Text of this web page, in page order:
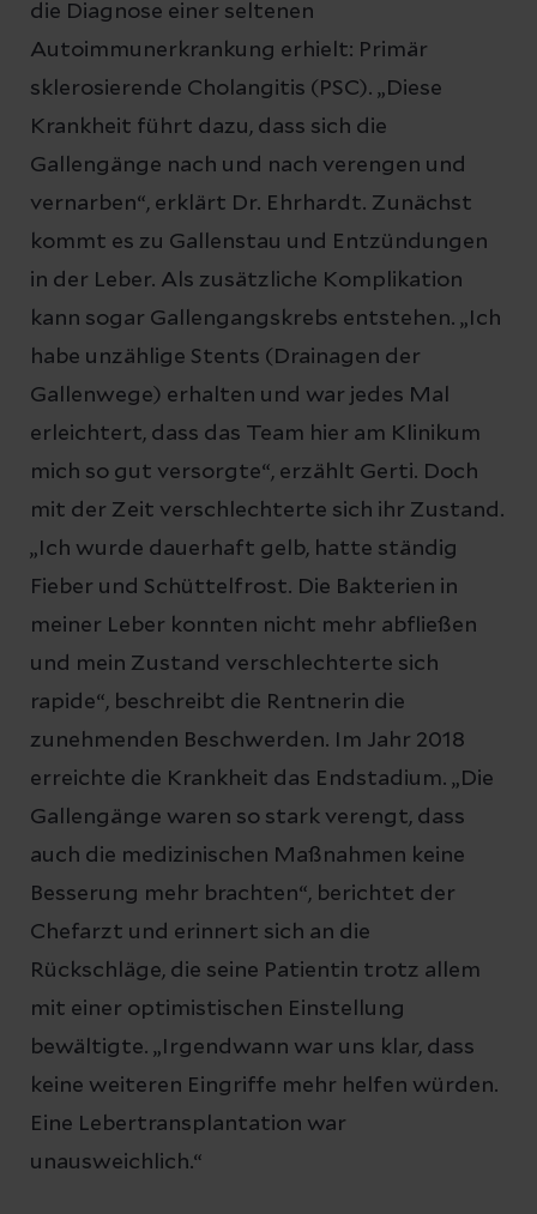
die Diagnose einer seltenen
Autoimmunerkrankung erhielt: Primär
sklerosierende Cholangitis (PSC). „Diese
Krankheit führt dazu, dass sich die
Gallengänge nach und nach verengen und
vernarben“, erklärt Dr. Ehrhardt. Zunächst
kommt es zu Gallenstau und Entzündungen
in der Leber. Als zusätzliche Komplikation
kann sogar Gallengangskrebs entstehen. „Ich
habe unzählige Stents (Drainagen der
Gallenwege) erhalten und war jedes Mal
erleichtert, dass das Team hier am Klinikum
mich so gut versorgte“, erzählt Gerti. Doch
mit der Zeit verschlechterte sich ihr Zustand.
„Ich wurde dauerhaft gelb, hatte ständig
Fieber und Schüttelfrost. Die Bakterien in
meiner Leber konnten nicht mehr abfließen
und mein Zustand verschlechterte sich
rapide“, beschreibt die Rentnerin die
zunehmenden Beschwerden. Im Jahr 2018
erreichte die Krankheit das Endstadium. „Die
Gallengänge waren so stark verengt, dass
auch die medizinischen Maßnahmen keine
Besserung mehr brachten“, berichtet der
Chefarzt und erinnert sich an die
Rückschläge, die seine Patientin trotz allem
mit einer optimistischen Einstellung
bewältigte. „Irgendwann war uns klar, dass
keine weiteren Eingriffe mehr helfen würden.
Eine Lebertransplantation war
unausweichlich.“